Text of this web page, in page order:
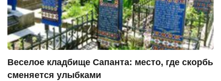
Веселое кладбище Сапанта: место, где скорбь
сменяется улыбками